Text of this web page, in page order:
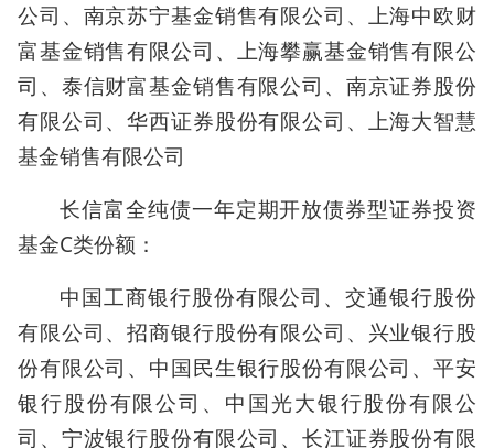
公司、南京苏宁基金销售有限公司、上海中欧财
富基金销售有限公司、上海攀赢基金销售有限公
司、泰信财富基金销售有限公司、南京证券股份
有限公司、华西证券股份有限公司、上海大智慧
基金销售有限公司
长信富全纯债一年定期开放债券型证券投资
基金C类份额：
中国工商银行股份有限公司、交通银行股份
有限公司、招商银行股份有限公司、兴业银行股
份有限公司、中国民生银行股份有限公司、平安
银行股份有限公司、中国光大银行股份有限公
司、宁波银行股份有限公司、长江证券股份有限